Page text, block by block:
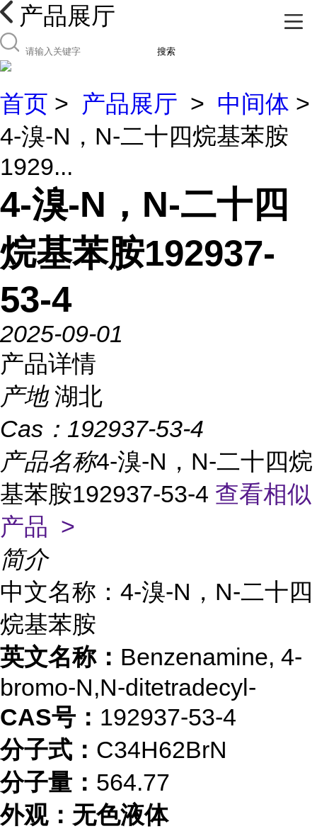
产品展厅
搜索
首页 > 产品展厅 > 中间体 >
4-溴-N，N-二十四烷基苯胺
1929...
4-溴-N，N-二十四
烷基苯胺192937-
53-4
2025-09-01
产品详情
产地 湖北
Cas： 192937-53-4
产品名称4-溴-N，N-二十四烷
基苯胺192937-53-4 查看相似
产品 >
简介
中文名称：4-溴-N，N-二十四
烷基苯胺
英文名称： Benzenamine, 4-
bromo-N,N-ditetradecyl-
CAS号： 192937-53-4
分子式： C34H62BrN
分子量： 564.77
外观：无色液体